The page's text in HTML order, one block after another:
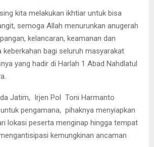
kita melakukan ikhtiar untuk bisa
semoga Allah menurunkan anugerah
kelancaran, keamanan dan
bagi seluruh masyarakat
yang hadir di Harlah 1 Abad Nahdlatul
Jatim, Irjen Pol Toni Harmanto
pengamana, pihaknya menyiapkan
lokasi peserta menginap hingga tempat
kemungkinan ancaman